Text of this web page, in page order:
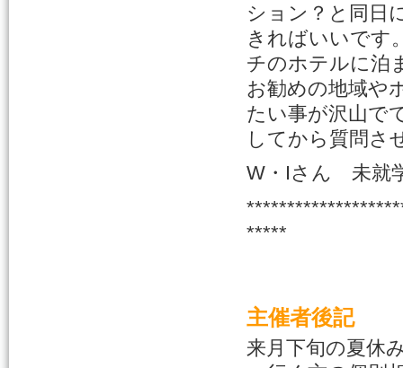
ション？と同日
きればいいです
チのホテルに泊
お勧めの地域や
たい事が沢山で
してから質問さ
W・Iさん 未就
*****
主催者後記
来月下旬の夏休